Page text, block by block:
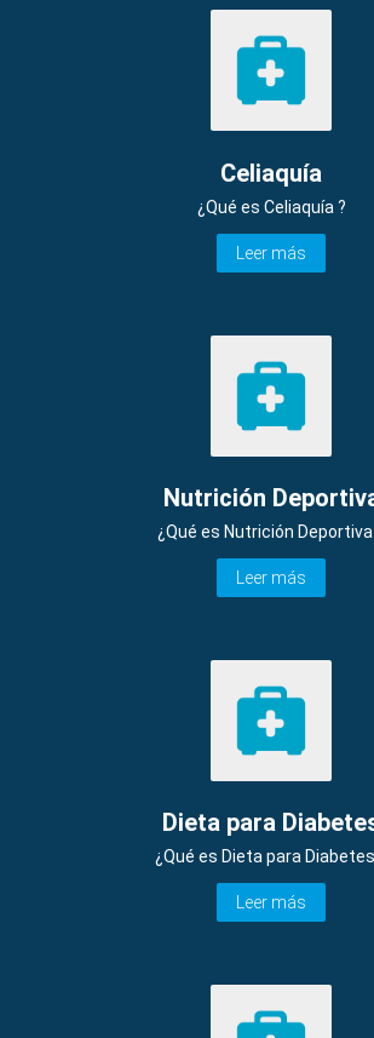
Celiaquía
¿Qué es Celiaquía ?
Leer más
Nutrición
¿Qué es Nutrición Deportiva
Leer más
Dieta para
¿Qué es Dieta para
Leer más